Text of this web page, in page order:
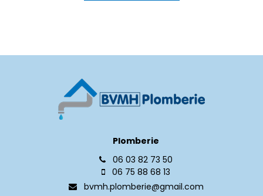
Plomberie
06 03 82 73 50
06 75 88 68 13
bvmh.plomberie@gmail.com